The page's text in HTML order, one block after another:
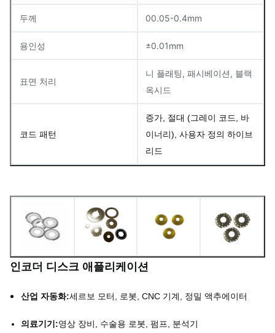
두께 00.05-0.4mm
용인성 ±0.01mm
표면 처리
니 플래팅, 패시베이션, 블랙
옥시드
코드 패턴
증가, 절대 (그레이 코드, 바
이너리), 사용자 정의 하이브
리드
인코더 디스크 애플리케이션
산업 자동화:세르보 모터, 로봇, CNC 기계, 정밀 액추에이터
의료기기:영상 장비, 수술용 로봇, 펌프, 분석기